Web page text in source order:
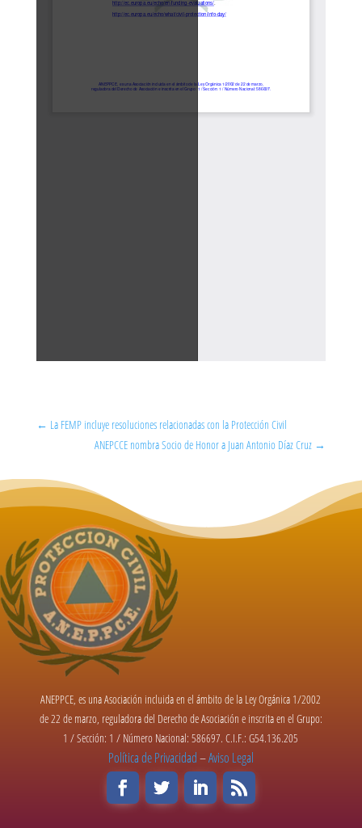
← La FEMP incluye resoluciones relacionadas con la Protección Civil
ANEPCCE nombra Socio de Honor a Juan Antonio Díaz Cruz →
ANEPPCE, es una Asociación incluida en el ámbito de la Ley Orgánica 1/2002
de 22 de marzo, reguladora del Derecho de Asociación e inscrita en el Grupo:
1 / Sección: 1 / Número Nacional: 586697. C.I.F.: G54.136.205
Política de Privacidad–Aviso Legal